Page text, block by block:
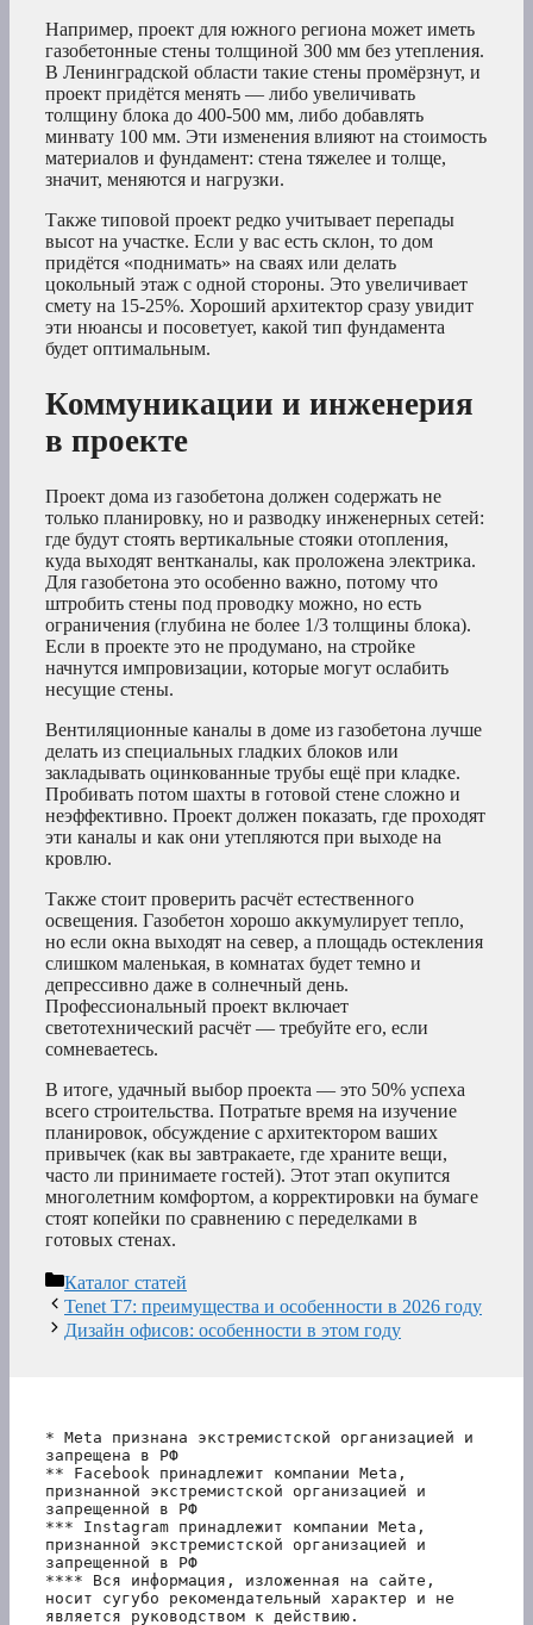
Например, проект для южного региона может иметь
газобетонные стены толщиной 300 мм без утепления.
В Ленинградской области такие стены промёрзнут, и
проект придётся менять — либо увеличивать
толщину блока до 400-500 мм, либо добавлять
минвату 100 мм. Эти изменения влияют на стоимость
материалов и фундамент: стена тяжелее и толще,
значит, меняются и нагрузки.
Также типовой проект редко учитывает перепады
высот на участке. Если у вас есть склон, то дом
придётся «поднимать» на сваях или делать
цокольный этаж с одной стороны. Это увеличивает
смету на 15-25%. Хороший архитектор сразу увидит
эти нюансы и посоветует, какой тип фундамента
будет оптимальным.
Коммуникации и инженерия
в проекте
Проект дома из газобетона должен содержать не
только планировку, но и разводку инженерных сетей:
где будут стоять вертикальные стояки отопления,
куда выходят вентканалы, как проложена электрика.
Для газобетона это особенно важно, потому что
штробить стены под проводку можно, но есть
ограничения (глубина не более 1/3 толщины блока).
Если в проекте это не продумано, на стройке
начнутся импровизации, которые могут ослабить
несущие стены.
Вентиляционные каналы в доме из газобетона лучше
делать из специальных гладких блоков или
закладывать оцинкованные трубы ещё при кладке.
Пробивать потом шахты в готовой стене сложно и
неэффективно. Проект должен показать, где проходят
эти каналы и как они утепляются при выходе на
кровлю.
Также стоит проверить расчёт естественного
освещения. Газобетон хорошо аккумулирует тепло,
но если окна выходят на север, а площадь остекления
слишком маленькая, в комнатах будет темно и
депрессивно даже в солнечный день.
Профессиональный проект включает
светотехнический расчёт — требуйте его, если
сомневаетесь.
В итоге, удачный выбор проекта — это 50% успеха
всего строительства. Потратьте время на изучение
планировок, обсуждение с архитектором ваших
привычек (как вы завтракаете, где храните вещи,
часто ли принимаете гостей). Этот этап окупится
многолетним комфортом, а корректировки на бумаге
стоят копейки по сравнению с переделками в
готовых стенах.
Рубрики
Каталог статей
Tenet T7: преимущества и особенности в 2026 году
Дизайн офисов: особенности в этом году
* Meta признана экстремистской организацией и
запрещена в РФ
** Facebook принадлежит компании Meta,
признанной экстремистской организацией и
запрещенной в РФ
*** Instagram принадлежит компании Meta,
признанной экстремистской организацией и
запрещенной в РФ
**** Вся информация, изложенная на сайте,
носит сугубо рекомендательный характер и не
является руководством к действию.